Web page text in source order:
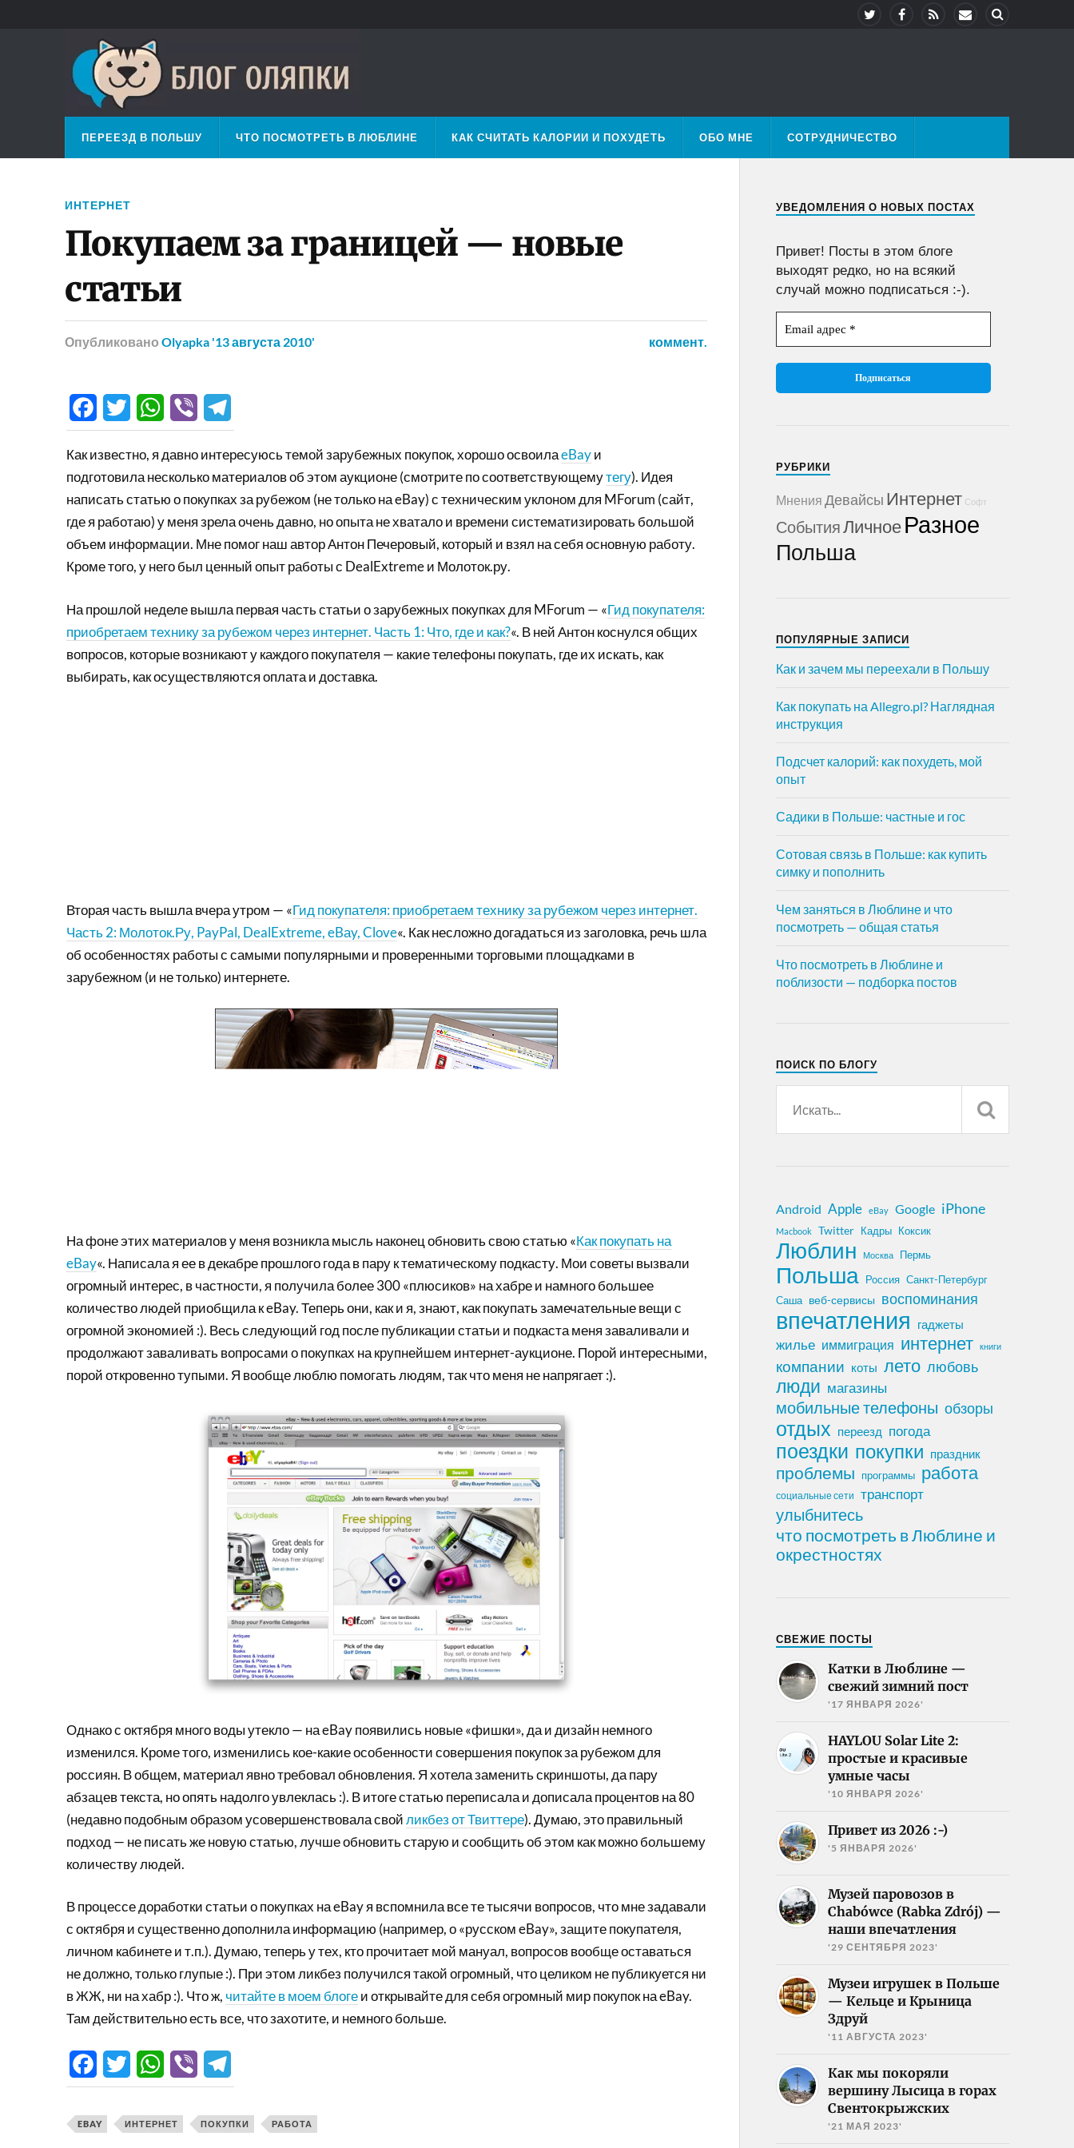
ПЕРЕЕЗД В ПОЛЬШУ ЧТО ПОСМОТРЕТЬ В ЛЮБЛИНЕ КАК СЧИТАТЬ КАЛОРИИ И ПОХУДЕТЬ ОБО МНЕ СОТРУДНИЧЕСТВО
ИНТЕРНЕТ
Покупаем за границей — новые
статьи
Опубликовано Olyapka '13 августа 2010' коммент.
FacebookTwitter WhatsApp
Viber
Как известно, я давно интересуюсь темой зарубежных покупок, хорошо освоилаeBayи
подготовила несколько материалов об этом аукционе (смотрите по соответствующемутегу). Идея
написать статью о покупках за рубежом (не только на eBay) с техническим уклоном для MForum (сайт,
где я работаю) у меня зрела очень давно, но опыта не хватало и времени систематизировать большой
объем информации. Мне помог наш автор Антон Печеровый, который и взял на себя основную работу.
Кроме того, у него был ценный опыт работы с DealExtreme и Молоток.ру.
На прошлой неделе вышла первая часть статьи о зарубежных покупках для MForum — «Гид покупателя:
приобретаем технику за рубежом через интернет. Часть 1: Что, где и как?«. В ней Антон коснулся общих
вопросов, которые возникают у каждого покупателя — какие телефоны покупать, где их искать, как
выбирать, как осуществляются оплата и доставка.
Вторая часть вышла вчера утром — «Гид покупателя: приобретаем технику за рубежом через интернет.
Часть 2: Молоток.Ру, PayPal, DealExtreme, eBаy, Clove«. Как несложно догадаться из заголовка, речь шла
об особенностях работы с самыми популярными и проверенными торговыми площадками в
зарубежном (и не только) интернете.
На фоне этих материалов у меня возникла мысль наконец обновить свою статью «Как покупать на
eBay«. Написала я ее в декабре прошлого года в пару к тематическому подкасту. Мои советы вызвали
огромный интерес, в частности, я получила более 300 «плюсиков» на хабре и намного большее
количество людей приобщила к eBay. Теперь они, как и я, знают, как покупать замечательные вещи с
огромной экономией :). Весь следующий год после публикации статьи и подкаста меня заваливали и
продолжают заваливать вопросами о покупках на крупнейшем интернет-аукционе. Порой интересными,
порой откровенно тупыми. Я вообще люблю помогать людям, так что меня не напрягает :).
Однако с октября много воды утекло — на eBay появились новые «фишки», да и дизайн немного
изменился. Кроме того, изменились кое-какие особенности совершения покупок за рубежом для
россиян. В общем, материал явно требовал обновления. Я хотела заменить скриншоты, да пару
абзацев текста, но опять надолго увлеклась :). В итоге статью переписала и дописала процентов на 80
(недавно подобным образом усовершенствовала свойликбез от Твиттере). Думаю, это правильный
подход — не писать же новую статью, лучше обновить старую и сообщить об этом как можно большему
количеству людей.
В процессе доработки статьи о покупках на eBay я вспомнила все те тысячи вопросов, что мне задавали
с октября и существенно дополнила информацию (например, о «русском eBay», защите покупателя,
личном кабинете и т.п.). Думаю, теперь у тех, кто прочитает мой мануал, вопросов вообще оставаться
не должно, только глупые :). При этом ликбез получился такой огромный, что целиком не публикуется ни
в ЖЖ, ни на хабр :). Что ж, читайте в моем блогеи открывайте для себя огромный мир покупок на eBay.
Там действительно есть все, что захотите, и немного больше.
FacebookTwitter WhatsApp
Viber
EBAY ИНТЕРНЕТ ПОКУПКИ РАБОТА
УВЕДОМЛЕНИЯ О НОВЫХ ПОСТАХ
Привет! Посты в этом блоге
выходят редко, но на всякий
случай можно подписаться :-).
РУБРИКИ
Мнения Девайсы Интернет Софт
СобытияЛичноеРазное
Польша
ПОПУЛЯРНЫЕ ЗАПИСИ
Как и зачем мы переехали в Польшу
Как покупать на Allegro.pl? Наглядная
инструкция
Подсчет калорий: как похудеть, мой
опыт
Садики в Польше: частные и гос
Сотовая связь в Польше: как купить
симку и пополнить
Чем заняться в Люблине и что
посмотреть — общая статья
Что посмотреть в Люблине и
поблизости — подборка постов
ПОИСК ПО БЛОГУ
Android Apple eBay Google iPhone
Macbook Twitter Кадры Коксик
Люблин Москва Пермь
Польша Россия Санкт-Петербург
Саша веб-сервисы воспоминания
впечатления гаджеты
жилье иммиграция интернет книги
компании коты лето любовь
люди магазины
мобильные телефоны обзоры
отдых переезд погода
поездки покупки праздник
проблемы программы работа
социальные сети транспорт
улыбнитесь
что посмотреть в Люблине и
окрестностях
СВЕЖИЕ ПОСТЫ
Катки в Люблине —
свежий зимний пост
'17 ЯНВАРЯ 2026'
HAYLOU Solar Lite 2:
простые и красивые
умные часы
'10 ЯНВАРЯ 2026'
Привет из 2026 :-)
'5 ЯНВАРЯ 2026'
Музей паровозов в
Chabówce (Rabka Zdrój) —
наши впечатления
'29 СЕНТЯБРЯ 2023'
Музеи игрушек в Польше
— Кельце и Крыница
Здруй
'11 АВГУСТА 2023'
Как мы покоряли
вершину Лысица в горах
Свентокрыжских
'21 МАЯ 2023'